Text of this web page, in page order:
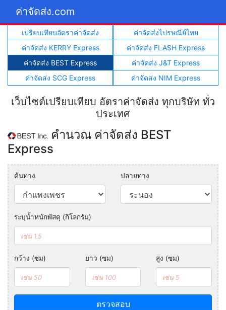
ค่าจัดส่ง.com
เปรียบเทียบอัตราค่าจัดส่ง
ค่าจัดส่งไปรษณีย์ไทย
ค่าจัดส่ง KERRY Express
ค่าจัดส่ง FLASH Express
ค่าจัดส่ง BEST Express
ค่าจัดส่ง J&T Express
ค่าจัดส่ง SCG Express
ค่าจัดส่ง NIM Express
เว็บไซต์เปรียบเทียบ อัตราค่าจัดส่ง ทุกบริษัท ทั่ว
ประเทศ
คำนวณ ค่าจัดส่ง BEST
Express
ต้นทาง ปลายทาง
ระบุน้ำหนักพัสดุ (กิโลกรัม)
กว้าง (ซม) ยาว (ซม) สูง (ซม)
ตรวจสอบ